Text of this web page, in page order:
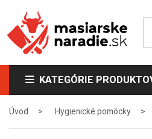
KATEGÓRIE
Úvod Hygienické pomôcky